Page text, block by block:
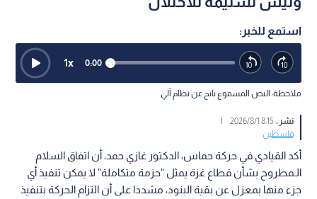
استمع للخبر:
0:00
1x
ملاحظة: النص المسموع ناتج عن نظام آلي
نشر :8:15 2026/8/1
|
فلسطين
أكد القيادي في حركة حماس، الدكتور غازي حمد، أن اتفاق السلام
الـمطروح بشأن قطاع غزة يمثل "حزمة متكاملة" لا يمكن تنفيذ أي
جزء منها بمعزل عن بقية البنود، مشددا على أن التزام الحركة بتنفيذ